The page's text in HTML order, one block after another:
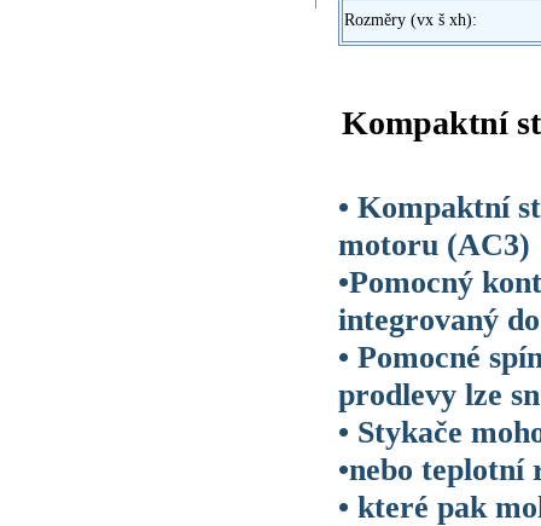
Rozměry (vx š xh):
Kompaktní
• Kompaktní
motoru (AC3)
•Pomocný
integrovaný
• Pomocné
prodlevy lze
• Stykače
•nebo
• které pak